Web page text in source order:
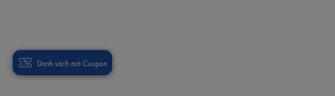
Danh sách mã Coupon